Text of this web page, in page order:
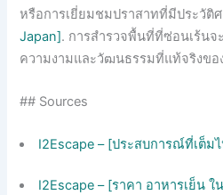
หรือการเยี่ยมชมปราสาทที่มีประวัติ
Japan]. การสำรวจพื้นที่ที่ซ่อนเร้น
ความงามและวัฒนธรรมที่แท้จริงข
## Sources
I2Escape – [ประสบการณ์ที่เต็
I2Escape – [ราคา อาหารเย็น ใ